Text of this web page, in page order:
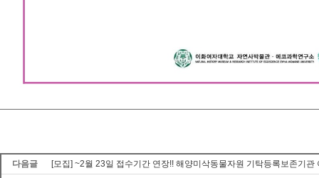
다음글
[모집] ~2월 23일 접수기간 연장!! 해양미삭동물자원 기탁등록보존기